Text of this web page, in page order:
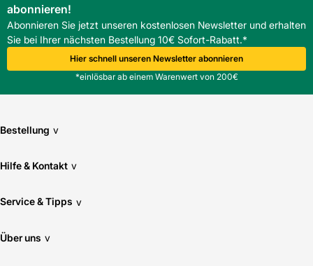
abonnieren!
Abonnieren Sie jetzt unseren kostenlosen Newsletter und erhalten
Sie bei Ihrer nächsten Bestellung 10€ Sofort-Rabatt.*
Hier schnell unseren Newsletter abonnieren
*einlösbar ab einem Warenwert von 200€
Bestellung v
Hilfe & Kontakt v
Service & Tipps v
Über uns v